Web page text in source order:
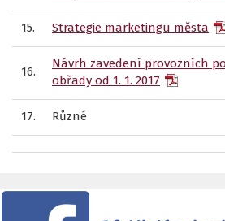
15. Strategie marketingu města
16.
Návrh zavedení provozních
obřady od 1. 1. 2017
17. Různé